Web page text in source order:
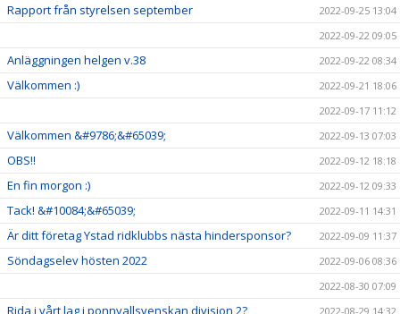
Rapport från styrelsen september
2022-09-25 13:04
2022-09-22 09:05
Anläggningen helgen v.38 2022-09-22 08:34
Välkommen :)
2022-09-21 18:06
2022-09-17 11:12
Välkommen &#9786;&#65039; 2022-09-13 07:03
OBS!! 2022-09-12 18:18
En fin morgon :) 2022-09-12 09:33
Tack! &#10084;&#65039; 2022-09-11 14:31
Är ditt företag Ystad ridklubbs nästa hindersponsor? 2022-09-09 11:37
Söndagselev hösten 2022
2022-09-06 08:36
2022-08-30 07:09
Rida i vårt lag i ponnyallsvenskan division 2? 2022-08-29 14:32